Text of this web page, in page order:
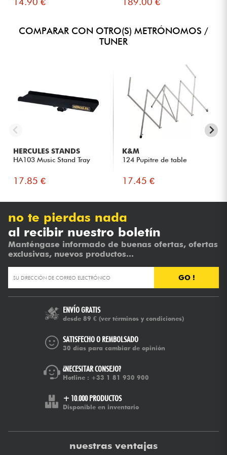
COMPARAR CON OTRO(S) METRÓNOMOS /
TUNER
HERCULES STANDS
HA103 Music Stand Tray
17.85 €
K&M
124 Pupitre de table
17.45 €
no te pierdas nada
al recibir nuestro boletín
Manténgase informado de buenas ofertas, ofertas
exclusivas, nuevos productos...
GO !
ENVÍO GRATIS
desde 89 € (ver términos y condiciones)
SATISFECHO O REMBOLSADO
30 días para cambiar de opinión
¿NECESITAR CONSEJO?
Hotline : +33 1 81 930 900
+ 10.000 PRODUCTOS
Disponible en inventario
nuestras ventajas